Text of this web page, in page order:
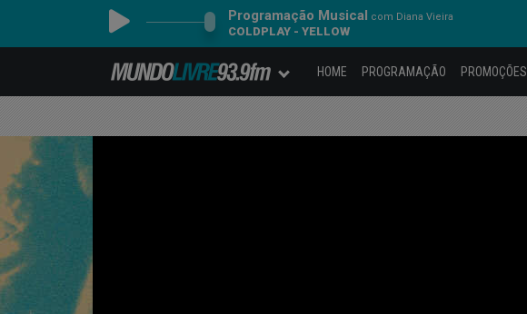
Programação Musical com Diana Vieira
COLDPLAY - YELLOW
HOME PROGRAMAÇÃO PROMOÇÕES